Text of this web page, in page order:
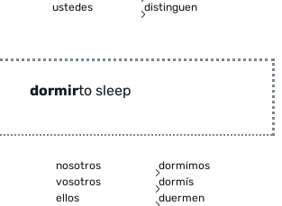
ustedes distinguen
dormirto sleep
nosotros
dormimos
vosotros
dormís
ellos
duermen